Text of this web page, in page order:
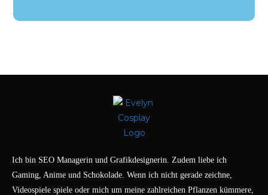
Ich bin SEO Managerin und Grafikdesignerin. Zudem liebe ich
Gaming, Anime und Schokolade. Wenn ich nicht gerade zeichne,
Videospiele spiele oder mich um meine zahlreichen Pflanzen kümmere,